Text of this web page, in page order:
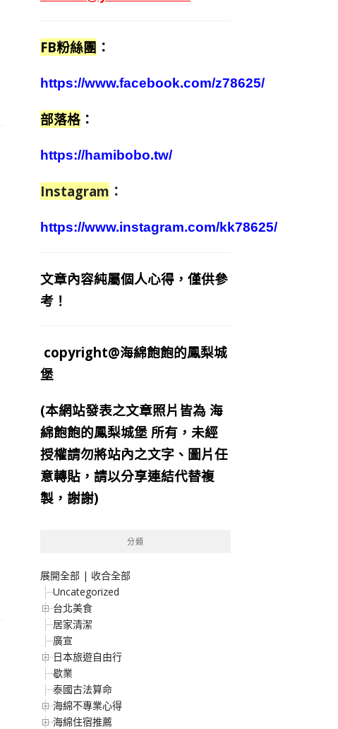
FB粉絲團 ：
https://www.facebook.com/z78625/
部落格 ：
https://hamibobo.tw/
Instagram ：
https://www.instagram.com/kk78625/
文章內容純屬個人心得，僅供參
考！
copyright@海綿飽飽的鳳梨城
堡
(本網站發表之文章照片皆為 海
綿飽飽的鳳梨城堡 所有，未經
授權請勿將站內之文字、圖片任
意轉貼，請以分享連結代替複
製，謝謝)
分類
展開全部 | 收合全部
Uncategorized
台北美食
居家清潔
廣宣
日本旅遊自由行
歇業
泰國古法算命
海綿不專業心得
海綿住宿推薦